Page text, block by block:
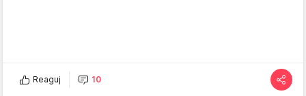
Reaguj 10